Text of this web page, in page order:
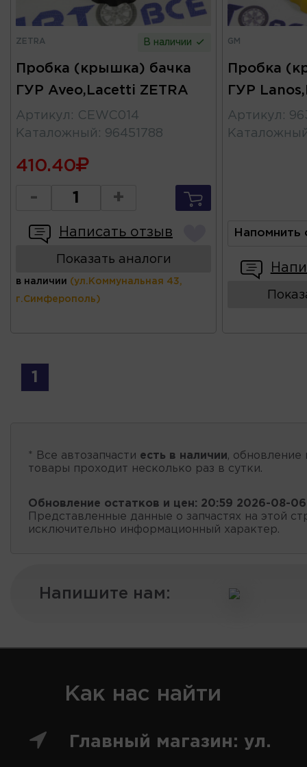
ZETRA В наличии
Пробка (крышка) бачка
ГУР Aveo,Lacetti ZETRA
Артикул : CEWC014
Каталожный : 96451788
410.40
- +
Написать отзыв
Показать аналоги
в наличии (ул.Коммунальная 43,
г.Симферополь)
GM
Пробка
ГУР
Артикул :
Напомнить
1
* Все автозапчасти есть в наличии, обновление
товары проходит несколько раз в сутки.
Обновление остатков и цен: 20:59 2026-08-06
Представленные данные о запчастях на этой
исключительно информационный характер.
Напишите нам:
Как нас найти
Главный магазин: ул.